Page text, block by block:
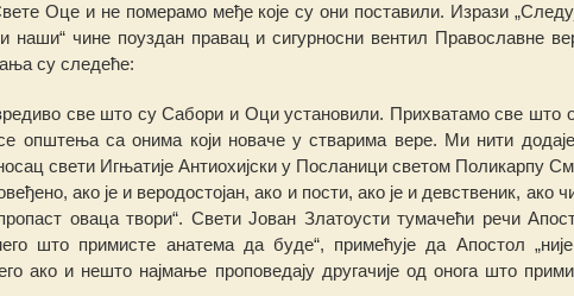
Оце и не померамо међе које су они поставили. Изрази
наши“ чине поуздан правац и сигурносни вентил Православне
су следеће:
све што су Сабори и Оци установили. Прихватамо све што
општења са онима који новаче у стварима вере. Ми нити додаје
свети Игњатије Антиохијски у Посланици светом Поликарпу
ако је и веродостојан, ако и пости, ако је и девственик, ако
оваца твори“. Свети Јован Златоусти тумачећи речи
го што примисте анатема да буде“, примећује да Апостол
ако и нешто најмање проповедају другачије од онога што